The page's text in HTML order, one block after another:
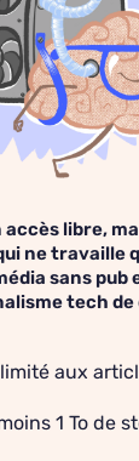
libre,
ne travaille
sans pub
tech
aux
1 To de